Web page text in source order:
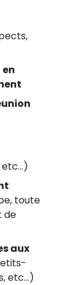
en
etc…)
toute
de
aux
etc…)